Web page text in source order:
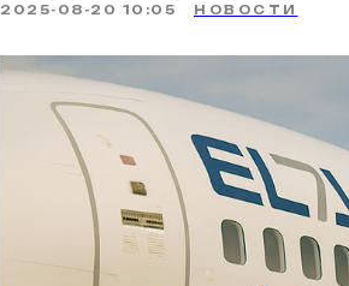
2025-08-20 10:05 НОВОСТИ